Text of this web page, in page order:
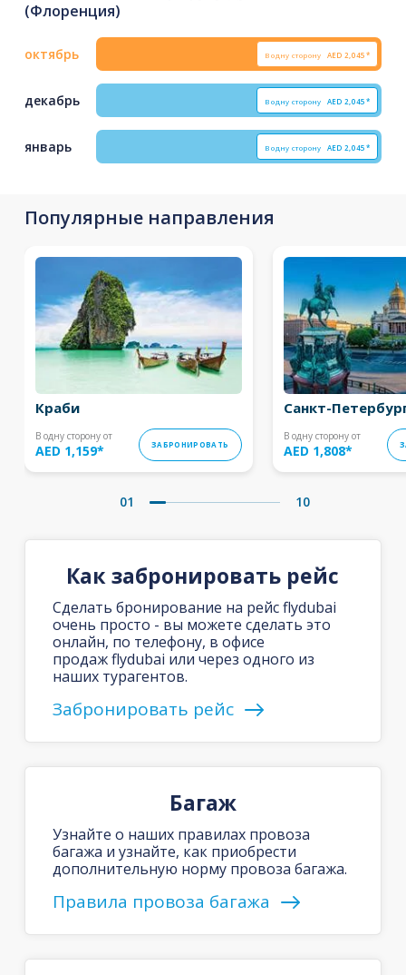
(Флоренция)
октябрь В одну сторону AED 2,045*
декабрь В одну сторону AED 2,045*
январь В одну сторону AED 2,045*
Популярные направления
Краби
В одну сторону от
AED 1,159* ЗАБРОНИРОВАТЬ
Санкт-
В одну сторону от
AED 1,808*
01 10
Как забронировать рейс
Сделать бронирование на рейс flydubai
очень просто - вы можете сделать это
онлайн, по телефону, в офисе
продаж flydubai или через одного из
наших турагентов.
Забронировать рейс
Багаж
Узнайте о наших правилах провоза
багажа и узнайте, как приобрести
дополнительную норму провоза багажа.
Правила провоза багажа